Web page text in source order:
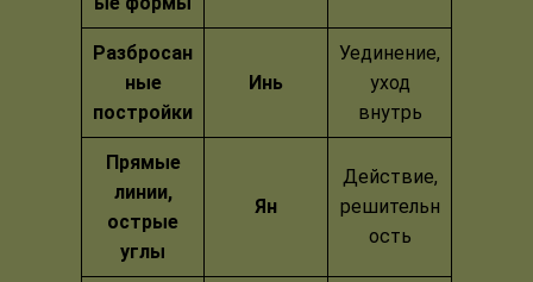
Разбросан
ные
постройки
Инь
Уединение,
уход
внутрь
Прямые
линии,
острые
углы
Ян
Действие,
решительн
ость